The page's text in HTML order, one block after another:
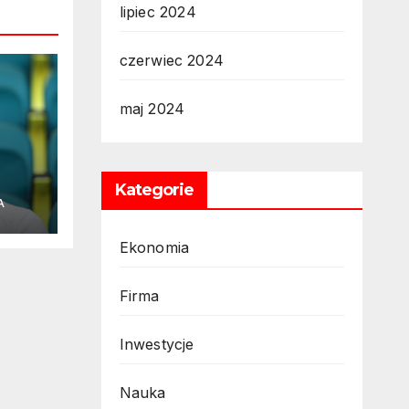
lipiec 2024
czerwiec 2024
maj 2024
Kategorie
Ekonomia
Firma
Inwestycje
Nauka